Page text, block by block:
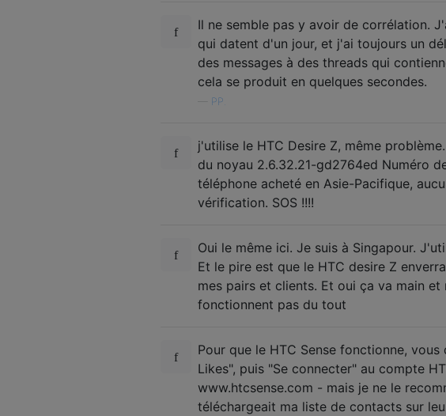
Il ne semble pas y avoir de corrélation.
qui datent d'un jour, et j'ai toujours un
des messages à des threads qui
cela se produit en quelques secondes.
PP.
j'utilise le HTC Desire Z, même
du noyau 2.6.32.21-gd2764ed Numéro
téléphone acheté en Asie-Pacifique,
vérification. SOS !!!!
Oui le même ici. Je suis à Singapour.
Et le pire est que le HTC desire Z
mes pairs et clients. Et oui ça va main
fonctionnent pas du tout
Pour que le HTC Sense fonctionne,
Likes", puis "Se connecter" au compte
www.htcsense.com - mais je ne le
téléchargeait ma liste de contacts sur